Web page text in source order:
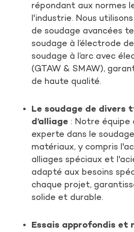
répondant aux normes
l'industrie. Nous
de soudage avancées
soudage à l’électrode
soudage à l’arc avec
(GTAW & SMAW),
de haute qualité.
Le soudage de divers
d’alliage : Notre
experte dans le
matériaux, y compris
alliages spéciaux et
adapté aux besoins
chaque projet,
solide et durable.
Essais approfondis et